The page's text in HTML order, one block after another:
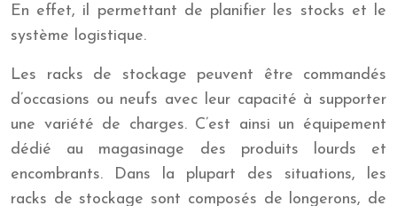
En effet, il permettant de planifier les stocks et le
système logistique.
Les racks de stockage peuvent être commandés
d’occasions ou neufs avec leur capacité à supporter
une variété de charges. C’est ainsi un équipement
dédié au magasinage des produits lourds et
encombrants. Dans la plupart des situations, les
racks de stockage sont composés de longerons, de